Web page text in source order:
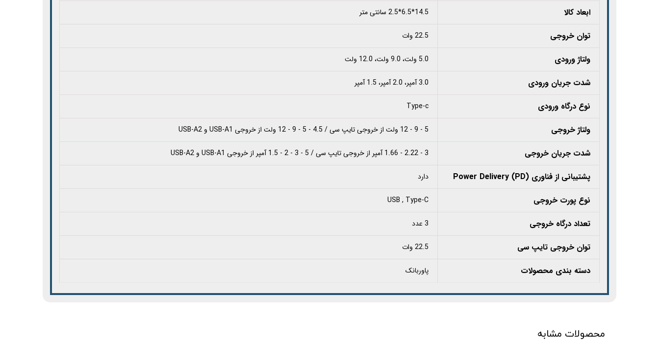
ابعاد کالا 14.5*6.5*2.5 سانتی متر
توان خروجی 22.5 وات
ولتاژ ورودی 5.0 ولت، 9.0 ولت، 12.0 ولت
شدت جریان ورودی 3.0 آمپر، 2.0 آمپر، 1.5 آمپر
نوع درگاه ورودی Type-c
ولتاژ خروجی 5 - 9 - 12 ولت از خروجی تایپ سی / 4.5 - 5 - 9 - 12 ولت از خروجی USB-A1 و USB-A2
شدت جریان خروجی 3 - 2.22 - 1.66 آمپر از خروجی تایپ سی / 5 - 3 - 2 - 1.5 آمپر از خروجی USB-A1 و USB-A2
پشتیبانی از فناوری Power Delivery (PD) دارد
نوع پورت خروجی USB , Type-C
تعداد درگاه خروجی 3 عدد
توان خروجی تایپ سی 22.5 وات
دسته بندی محصولات پاوربانک
محصولات مشابه